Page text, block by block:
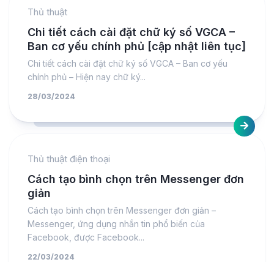
Thủ thuật
Chi tiết cách cài đặt chữ ký số VGCA –
Ban cơ yếu chính phủ [cập nhật liên tục]
Chi tiết cách cài đặt chữ ký số VGCA – Ban cơ yếu
chính phủ – Hiện nay chữ ký...
28/03/2024
Thủ thuật điện thoại
Cách tạo bình chọn trên Messenger đơn
giản
Cách tạo bình chọn trên Messenger đơn giản –
Messenger, ứng dụng nhắn tin phổ biến của
Facebook, được Facebook...
22/03/2024